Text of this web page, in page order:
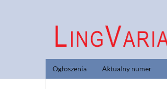
Ogłoszenia Aktualny numer